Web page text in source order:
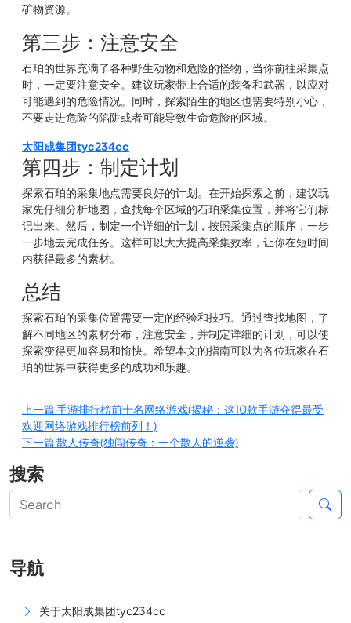
矿物资源。
第三步：注意安全
石珀的世界充满了各种野生动物和危险的怪物，当你前往采集点
时，一定要注意安全。建议玩家带上合适的装备和武器，以应对
可能遇到的危险情况。同时，探索陌生的地区也需要特别小心，
不要走进危险的陷阱或者可能导致生命危险的区域。
太阳成集团tyc234cc
第四步：制定计划
探索石珀的采集地点需要良好的计划。在开始探索之前，建议玩
家先仔细分析地图，查找每个区域的石珀采集位置，并将它们标
记出来。然后，制定一个详细的计划，按照采集点的顺序，一步
一步地去完成任务。这样可以大大提高采集效率，让你在短时间
内获得最多的素材。
总结
探索石珀的采集位置需要一定的经验和技巧。通过查找地图，了
解不同地区的素材分布，注意安全，并制定详细的计划，可以使
探索变得更加容易和愉快。希望本文的指南可以为各位玩家在石
珀的世界中获得更多的成功和乐趣。
上一篇手游排行榜前十名网络游戏(揭秘：这10款手游夺得最受
欢迎网络游戏排行榜前列！)
下一篇散人传奇(独闯传奇：一个散人的逆袭)
搜索
导航
关于太阳成集团tyc234cc